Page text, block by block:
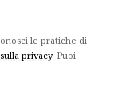
le pratiche di
privacy. Puoi